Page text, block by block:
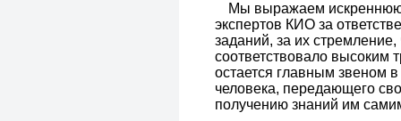
Мы выражаем искреннюю
экспертов КИО за
заданий, за их
соответствовало высоким
остается главным звеном
человека, передающего
получению знаний им